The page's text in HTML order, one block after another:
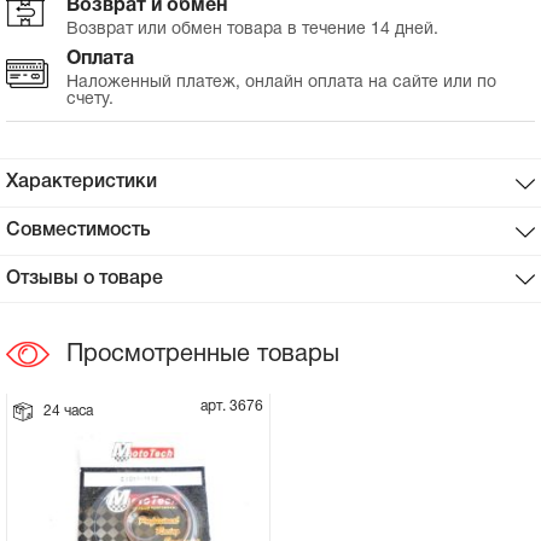
Сцепное устройство, шплинт
Прокладки на мотоблок
Глушитель на мотоблок
Элементы управления, тросики на
Возврат и обмен
Возврат или обмен товара в течение 14 дней.
Оплата
Наложенный платеж, онлайн оплата на сайте или по
счету.
Характеристики
Совместимость
Отзывы о товаре
Просмотренные товары
24 часа арт. 3676